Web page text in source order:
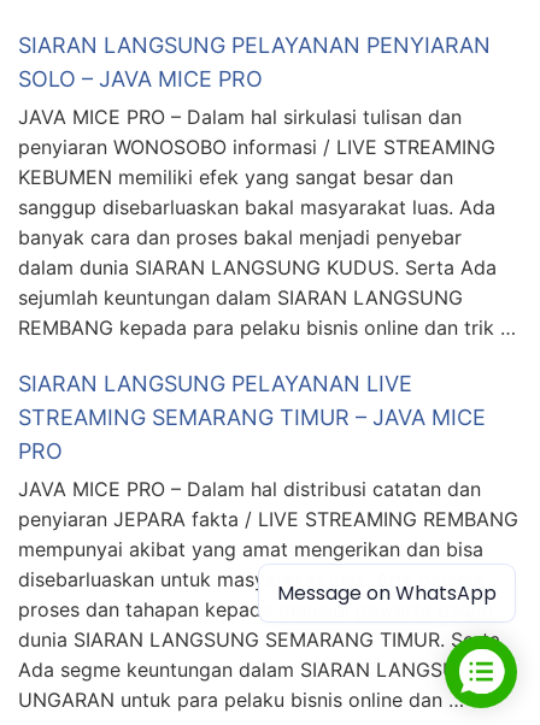
SIARAN LANGSUNG PELAYANAN PENYIARAN
SOLO – JAVA MICE PRO
JAVA MICE PRO – Dalam hal sirkulasi tulisan dan
penyiaran WONOSOBO informasi / LIVE STREAMING
KEBUMEN memiliki efek yang sangat besar dan
sanggup disebarluaskan bakal masyarakat luas. Ada
banyak cara dan proses bakal menjadi penyebar
dalam dunia SIARAN LANGSUNG KUDUS. Serta Ada
sejumlah keuntungan dalam SIARAN LANGSUNG
REMBANG kepada para pelaku bisnis online dan trik …
SIARAN LANGSUNG PELAYANAN LIVE
STREAMING SEMARANG TIMUR – JAVA MICE
PRO
JAVA MICE PRO – Dalam hal distribusi catatan dan
penyiaran JEPARA fakta / LIVE STREAMING REMBANG
mempunyai akibat yang amat mengerikan dan bisa
disebarluaskan untuk masyarakat luas. Ada banyak
proses dan tahapan kepada menjadi pewarta dalam
dunia SIARAN LANGSUNG SEMARANG TIMUR. Serta
Ada segme keuntungan dalam SIARAN LANGSUNG
UNGARAN untuk para pelaku bisnis online dan …
Message on WhatsApp